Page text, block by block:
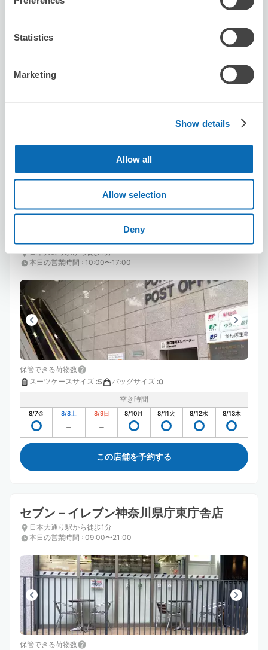
Statistics
Marketing
Show details
Allow all
Allow selection
Deny
この店舗を予約する
日本大通り駅から徒歩1分
本日の営業時間 : 10:00〜17:00
保管できる荷物数
スーツケースサイズ :5 バッグサイズ :0
空き時間
8/7金 8/8土 8/9日 8/10月 8/11火 8/12水 8/13木
この店舗を予約する
セブン－イレブン神奈川県庁東庁舎店
日本大通り駅から徒歩1分
本日の営業時間 : 09:00〜21:00
保管できる荷物数